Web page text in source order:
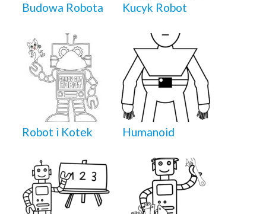
Budowa Robota Kucyk Robot
Robot i Kotek Humanoid